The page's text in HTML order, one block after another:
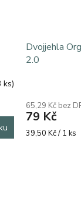
ks)
Dvojjehla
2.0
65,29 Kč bez
79 Kč
Měrná
39,50 Kč / 1 ks